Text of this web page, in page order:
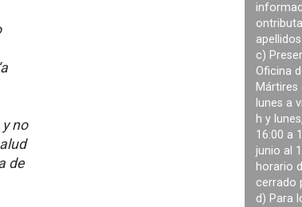
no
de
c)
Oficina
Mártires
lunes a
h y
16:00 a
junio al
horario
cerrado
d) Para